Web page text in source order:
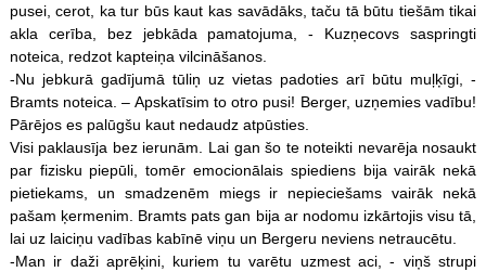
pusei, cerot, ka tur būs kaut kas savādāks, taču tā būtu tiešām tikai
akla cerība, bez jebkāda pamatojuma, - Kuzņecovs saspringti
noteica, redzot kapteiņa vilcināšanos.
-Nu jebkurā gadījumā tūliņ uz vietas padoties arī būtu muļķīgi, -
Bramts noteica. – Apskatīsim to otro pusi! Berger, uzņemies vadību!
Pārējos es palūgšu kaut nedaudz atpūsties.
Visi paklausīja bez ierunām. Lai gan šo te noteikti nevarēja nosaukt
par fizisku piepūli, tomēr emocionālais spiediens bija vairāk nekā
pietiekams, un smadzenēm miegs ir nepieciešams vairāk nekā
pašam ķermenim. Bramts pats gan bija ar nodomu izkārtojis visu tā,
lai uz laiciņu vadības kabīnē viņu un Bergeru neviens netraucētu.
-Man ir daži aprēķini, kuriem tu varētu uzmest aci, - viņš strupi